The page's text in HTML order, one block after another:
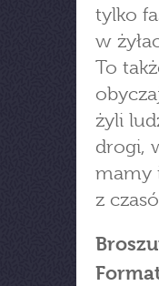
tylko
w
To
żyli
drogi,
mamy
z